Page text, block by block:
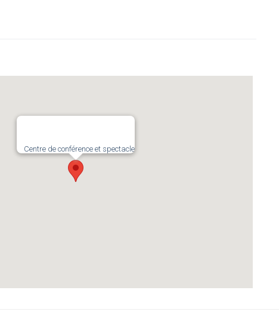
Centre de conférence et spectacle